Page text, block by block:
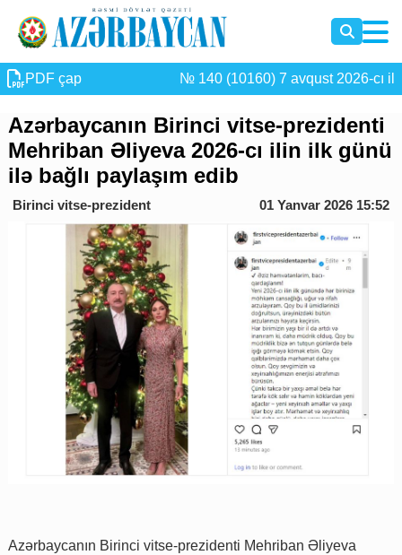
PDF çap № 140 (10160) 7 avqust 2026-cı il
Azərbaycanın Birinci vitse-prezidenti
Mehriban Əliyeva 2026-cı ilin ilk günü
ilə bağlı paylaşım edib
Birinci vitse-prezident 01 Yanvar 2026 15:52
Azərbaycanın Birinci vitse-prezidenti Mehriban Əliyeva